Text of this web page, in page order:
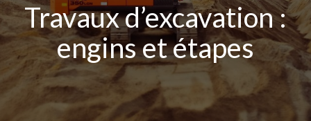
Travaux d’excavation :
engins et étapes